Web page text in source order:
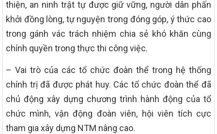
thiện, an ninh trật tự được giữ vững, người dân phấn
khởi đồng lòng, tự nguyện trong đóng góp, ý thức cao
trong gánh vác trách nhiệm chia sẻ khó khăn cùng
chính quyền trong thực thi công việc.
– Vai trò của các tổ chức đoàn thể trong hệ thống
chính trị đã được phát huy. Các tổ chức đoàn thể đã
chủ động xây dựng chương trình hành động của tổ
chức mình, vận động đoàn viên, hội viên tích cực
tham gia xây dựng NTM nâng cao.